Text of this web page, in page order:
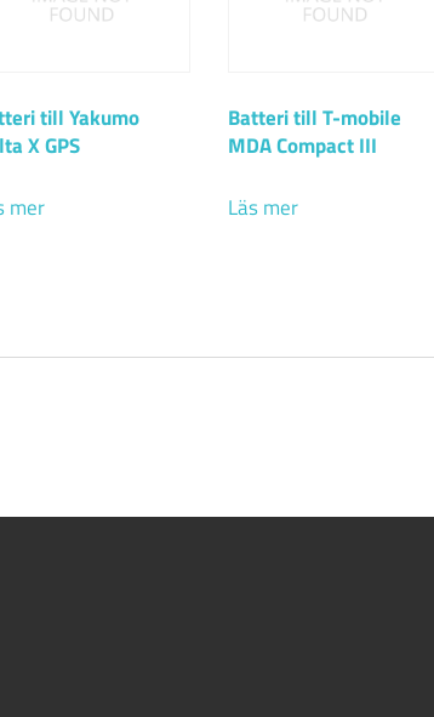
till Yakumo
X GPS
mer
Batteri till T-mobile
MDA Compact III
Läs mer